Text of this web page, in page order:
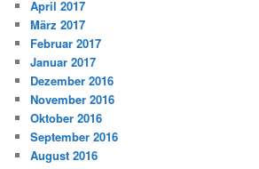
April 2017
März 2017
Februar 2017
Januar 2017
Dezember 2016
November 2016
Oktober 2016
September 2016
August 2016